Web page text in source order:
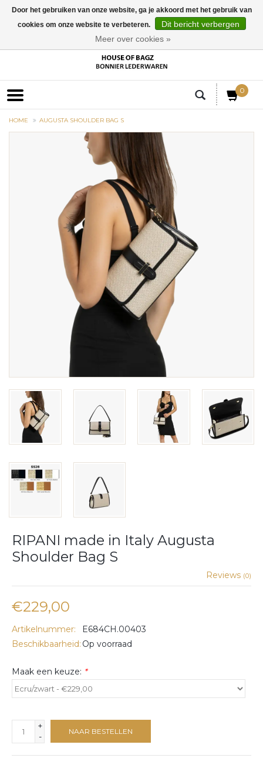
0
HOME AUGUSTA SHOULDER BAG S
RIPANI made in Italy Augusta
Shoulder Bag S
Reviews (0)
€229,00
Artikelnummer:
E684CH.00403
Beschikbaarheid: Op voorraad
Maak een keuze: *
+
-
NAAR BESTELLEN
Door het gebruiken van onze website, ga je akkoord met het gebruik van
cookies om onze website te verbeteren.
Dit bericht verbergen
Meer over cookies »